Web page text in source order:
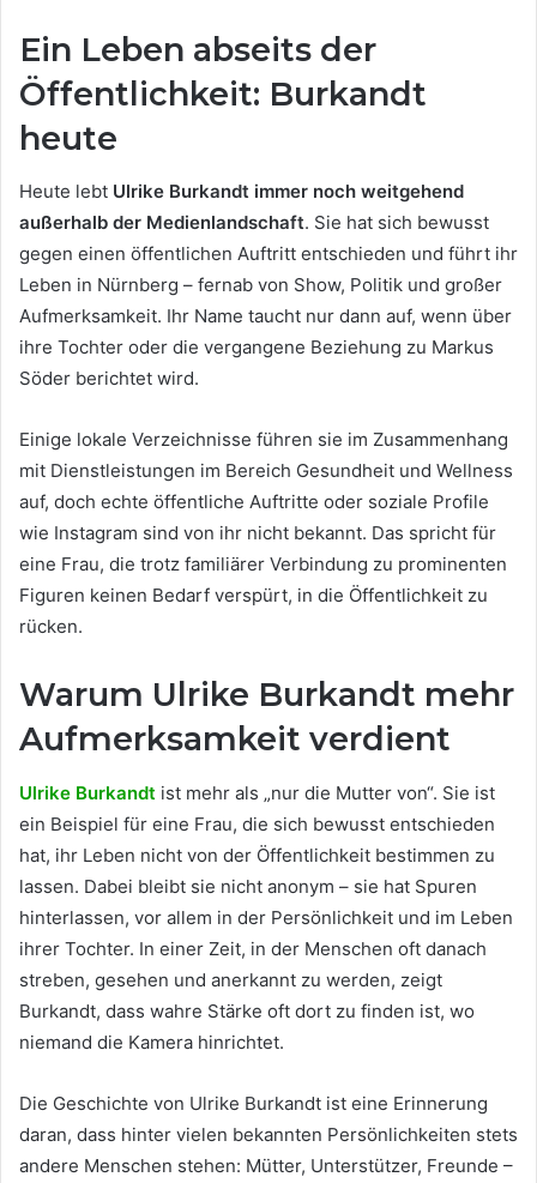
Ein Leben abseits der
Öffentlichkeit: Burkandt
heute
Heute lebt Ulrike Burkandt immer noch weitgehend
außerhalb der Medienlandschaft. Sie hat sich bewusst
gegen einen öffentlichen Auftritt entschieden und führt ihr
Leben in Nürnberg – fernab von Show, Politik und großer
Aufmerksamkeit. Ihr Name taucht nur dann auf, wenn über
ihre Tochter oder die vergangene Beziehung zu Markus
Söder berichtet wird.
Einige lokale Verzeichnisse führen sie im Zusammenhang
mit Dienstleistungen im Bereich Gesundheit und Wellness
auf, doch echte öffentliche Auftritte oder soziale Profile
wie Instagram sind von ihr nicht bekannt. Das spricht für
eine Frau, die trotz familiärer Verbindung zu prominenten
Figuren keinen Bedarf verspürt, in die Öffentlichkeit zu
rücken.
Warum Ulrike Burkandt mehr
Aufmerksamkeit verdient
Ulrike Burkandt ist mehr als „nur die Mutter von“. Sie ist
ein Beispiel für eine Frau, die sich bewusst entschieden
hat, ihr Leben nicht von der Öffentlichkeit bestimmen zu
lassen. Dabei bleibt sie nicht anonym – sie hat Spuren
hinterlassen, vor allem in der Persönlichkeit und im Leben
ihrer Tochter. In einer Zeit, in der Menschen oft danach
streben, gesehen und anerkannt zu werden, zeigt
Burkandt, dass wahre Stärke oft dort zu finden ist, wo
niemand die Kamera hinrichtet.
Die Geschichte von Ulrike Burkandt ist eine Erinnerung
daran, dass hinter vielen bekannten Persönlichkeiten stets
andere Menschen stehen: Mütter, Unterstützer, Freunde –